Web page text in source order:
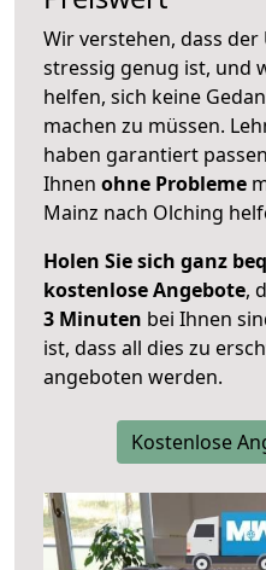
Wir verstehen, dass
stressig genug ist, und
helfen, sich keine
machen zu müssen.
haben garantiert
Ihnen ohne Probleme
Mainz nach Olching
Holen Sie sich ganz
kostenlose Angebote,
3 Minuten bei Ihnen
ist, dass all dies zu
angeboten werden.
Kostenlose